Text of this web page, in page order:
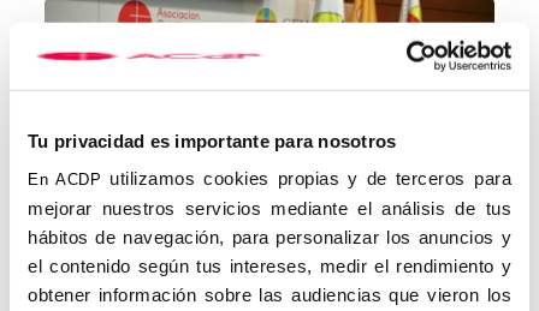
Tu privacidad es importante para nosotros
En ACDP utilizamos cookies propias y de terceros para
mejorar nuestros servicios mediante el análisis de tus
hábitos de navegación, para personalizar los anuncios y
el contenido según tus intereses, medir el rendimiento y
obtener información sobre las audiencias que vieron los